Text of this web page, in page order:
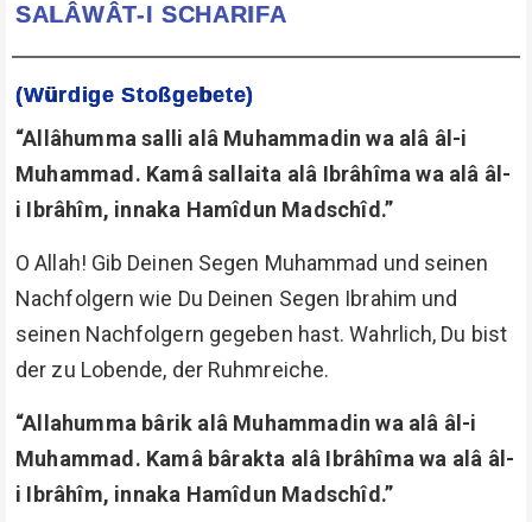
SALÂWÂT-I SCHARIFA
(Würdige Stoßgebete)
“Allâhumma salli alâ Muhammadin wa alâ âl-i
Muhammad. Kamâ sallaita alâ Ibrâhîma wa alâ âl-
i Ibrâhîm, innaka Hamîdun Madschîd.”
O Allah! Gib Deinen Segen Muhammad und seinen
Nachfolgern wie Du Deinen Segen Ibrahim und
seinen Nachfolgern gegeben hast. Wahrlich, Du bist
der zu Lobende, der Ruhmreiche.
“Allahumma bârik alâ Muhammadin wa alâ âl-i
Muhammad. Kamâ bârakta alâ Ibrâhîma wa alâ âl-
i Ibrâhîm, innaka Hamîdun Madschîd.”